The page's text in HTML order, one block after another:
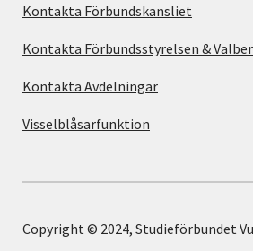
Kontakta Förbundskansliet
Kontakta Förbundsstyrelsen &
Kontakta Avdelningar
Visselblåsarfunktion
Copyright © 2024, Studieförbundet